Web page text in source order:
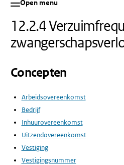
Open menu
12.2.4
Concepten
Arbeidsovereenkomst
Bedrijf
Inhuurovereenkomst
Uitzendovereenkomst
Vestiging
Vestigingsnummer